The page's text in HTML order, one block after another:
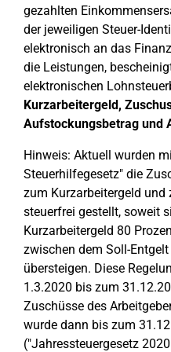
gezahlten
der jeweiligen Steuer-
elektronisch an das
die Leistungen,
elektronischen
Kurzarbeitergeld,
Aufstockungsbetrag und
Hinweis: Aktuell wurden
Steuerhilfegesetz" die
zum Kurzarbeitergeld und
steuerfrei gestellt, soweit
Kurzarbeitergeld 80
zwischen dem Soll-
übersteigen. Diese
1.3.2020 bis zum
Zuschüsse des
wurde dann bis zum
("Jahressteuergesetz